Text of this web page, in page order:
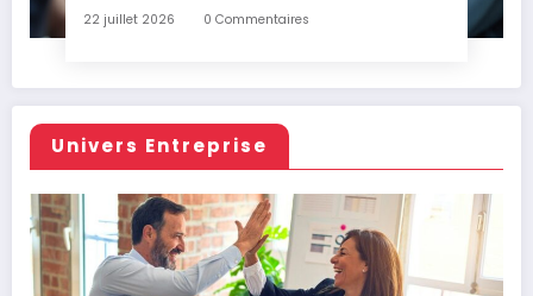
22 juillet 2026 0 Commentaires
Univers Entreprise